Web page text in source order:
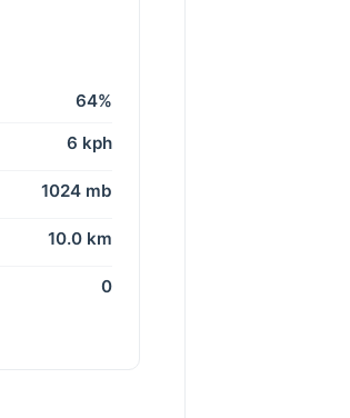
64%
6 kph
1024 mb
10.0 km
0